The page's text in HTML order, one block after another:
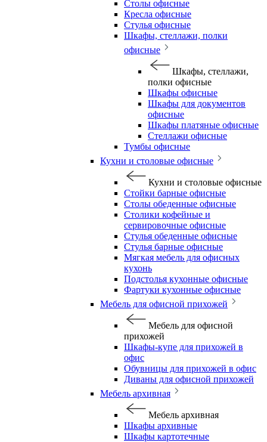
Столы офисные
Кресла офисные
Стулья офисные
Шкафы, стеллажи, полки
офисные
Шкафы, стеллажи,
полки офисные
Шкафы офисные
Шкафы для документов
офисные
Шкафы платяные офисные
Стеллажи офисные
Тумбы офисные
Кухни и столовые офисные
Кухни и столовые офисные
Стойки барные офисные
Столы обеденные офисные
Столики кофейные и
сервировочные офисные
Стулья обеденные офисные
Стулья барные офисные
Мягкая мебель для офисных
кухонь
Подстолья кухонные офисные
Фартуки кухонные офисные
Мебель для офисной прихожей
Мебель для офисной
прихожей
Шкафы-купе для прихожей в
офис
Обувницы для прихожей в офис
Диваны для офисной прихожей
Мебель архивная
Мебель архивная
Шкафы архивные
Шкафы картотечные